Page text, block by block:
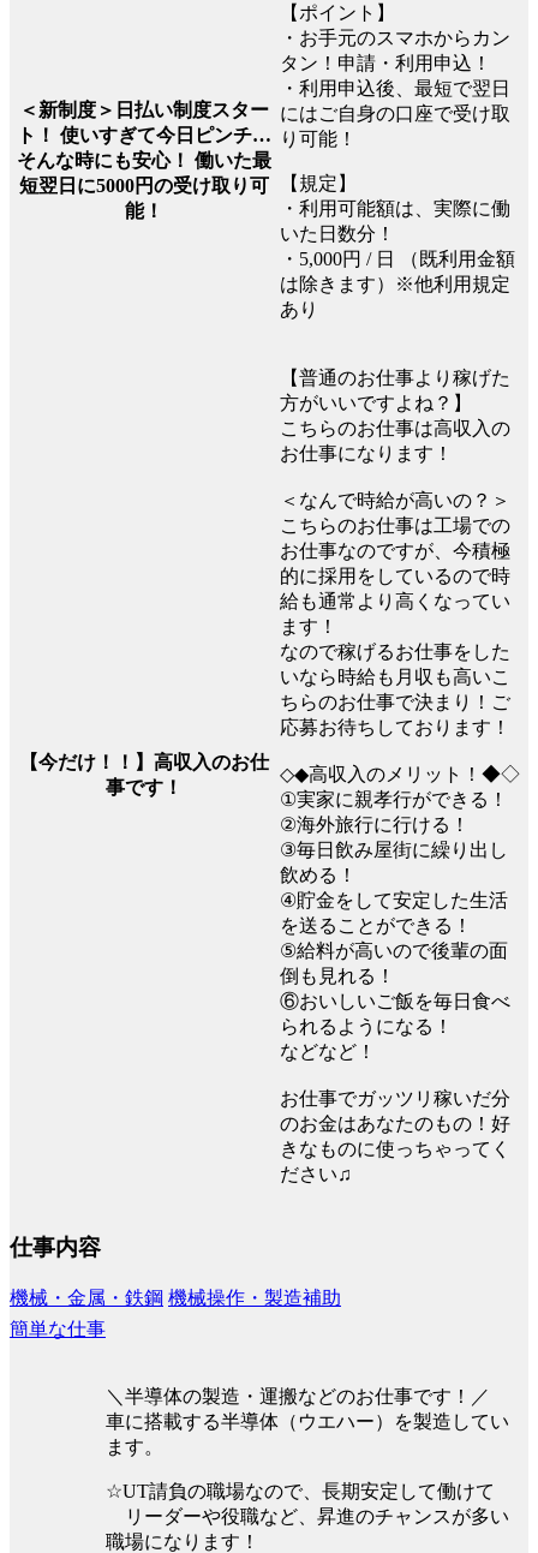
＜新制度＞日払い制度スター
ト！ 使いすぎて今日ピンチ…
そんな時にも安心！ 働いた最
短翌日に5000円の受け取り可
能！
【ポイント】
・お手元のスマホからカン
タン！申請・利用申込！
・利用申込後、最短で翌日
にはご自身の口座で受け取
り可能！
【規定】
・利用可能額は、実際に働
いた日数分！
・5,000円 / 日 （既利用金額
は除きます）※他利用規定
あり
【今だけ！！】高収入のお仕
事です！
【普通のお仕事より稼げた
方がいいですよね？】
こちらのお仕事は高収入の
お仕事になります！
＜なんで時給が高いの？＞
こちらのお仕事は工場での
お仕事なのですが、今積極
的に採用をしているので時
給も通常より高くなってい
ます！
なので稼げるお仕事をした
いなら時給も月収も高いこ
ちらのお仕事で決まり！ご
応募お待ちしております！
◇◆高収入のメリット！◆◇
①実家に親孝行ができる！
②海外旅行に行ける！
③毎日飲み屋街に繰り出し
飲める！
④貯金をして安定した生活
を送ることができる！
⑤給料が高いので後輩の面
倒も見れる！
⑥おいしいご飯を毎日食べ
られるようになる！
などなど！
お仕事でガッツリ稼いだ分
のお金はあなたのもの！好
きなものに使っちゃってく
ださい♫
仕事内容
機械・金属・鉄鋼 機械操作・製造補助
簡単な仕事
＼半導体の製造・運搬などのお仕事です！／
車に搭載する半導体（ウエハー）を製造してい
ます。
☆UT請負の職場なので、長期安定して働けて
リーダーや役職など、昇進のチャンスが多い
職場になります！